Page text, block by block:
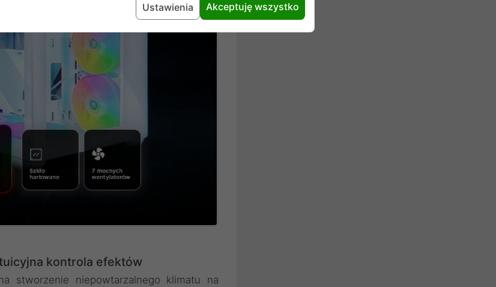
kontrola efektów
stworzenie niepowtarzalnego klimatu na
Ustawienia Akceptuję wszystko